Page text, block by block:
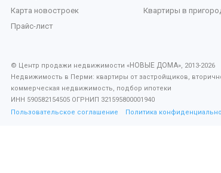
Карта новостроек
Прайс-лист
Квартиры в
© Центр продажи недвижимости «НОВЫЕ ДОМА», 2013-2026
Недвижимость в Перми: квартиры от застройщиков,
коммерческая недвижимость, подбор ипотеки
ИНН 590582154505 ОГРНИП 321595800001940
Пользовательское соглашение
Политика